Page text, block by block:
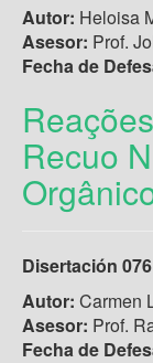
Autor: Heloisa
Asesor: Prof.
Fecha de
Recuo
Disertación 076
Autor: Carmen
Asesor: Prof.
Fecha de